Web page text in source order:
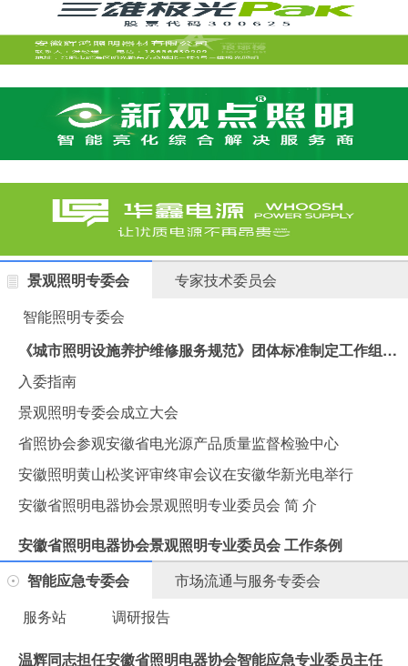
景观照明专委会
专家技术委员会
智能照明专委会
《城市照明设施养护维修服务规范》团体标准制定工作组会议在汉思集团胜利召开
入委指南
景观照明专委会成立大会
省照协会参观安徽省电光源产品质量监督检验中心
安徽照明黄山松奖评审终审会议在安徽华新光电举行
安徽省照明电器协会景观照明专业委员会 简 介
安徽省照明电器协会景观照明专业委员会 工作条例
智能应急专委会
市场流通与服务专委会
服务站
调研报告
温辉同志担任安徽省照明电器协会智能应急专业委员主任